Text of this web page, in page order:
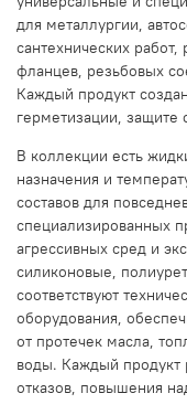
для металлургии,
сантехнических
фланцев, резьбовых
Каждый продукт
герметизации, защите
В коллекции есть
назначения и
составов для
специализированных
агрессивных сред и
силиконовые,
соответствуют
оборудования,
от протечек масла,
воды. Каждый продукт
отказов, повышения